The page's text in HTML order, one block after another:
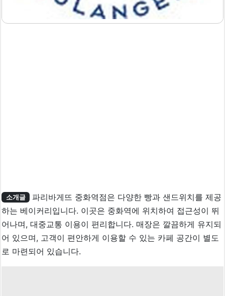
소개글
파리바게뜨 중화역점은 다양한 빵과 샌드위치를 제공
하는 베이커리입니다. 이곳은 중화역에 위치하여 접근성이 뛰
어나며, 대중교통 이용이 편리합니다. 매장은 깔끔하게 유지되
어 있으며, 고객이 편안하게 이용할 수 있는 카페 공간이 별도
로 마련되어 있습니다.